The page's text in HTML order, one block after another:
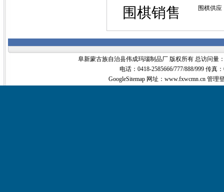
围棋销售
围棋供应
阜新蒙古族自治县伟成玛瑙制品厂 版权所有 总访问量
电话：0418-2585666/777/888/999 传真
GoogleSitemap网址：www.fxwcmn.cn 管理